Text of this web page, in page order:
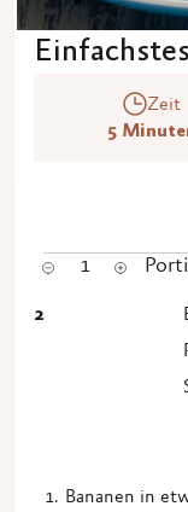
Zeit
5
1
2
Bananen in